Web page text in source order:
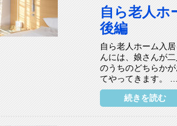
自ら老人
後編
自ら老人ホーム入
んには、娘さんが
のうちのどちらか
てやってきます。
続きを読む